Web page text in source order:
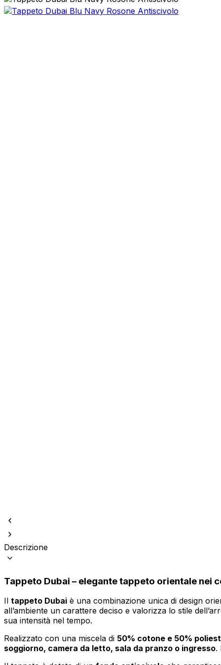
Descrizione
Tappeto Dubai – elegante tappeto orientale nei
Il tappeto Dubai è una combinazione unica di design
all’ambiente un carattere deciso e valorizza lo stile
sua intensità nel tempo.
Realizzato con una miscela di 50% cotone e 50%
soggiorno, camera da letto, sala da pranzo o ingresso.
Indispensabili
I cookie indispensabili sono
memorizzano alcun dato
I cookie relativi alle